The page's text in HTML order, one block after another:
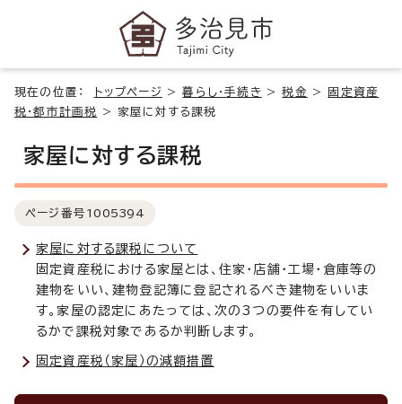
現在の位置： トップページ >暮らし・手続き >税金 >
固定資産
税・都市計画税
> 家屋に対する課税
家屋に対する課税
ページ番号 1005394
家屋に対する課税について
固定資産税における家屋とは、住家・店舗・工場・倉庫等の
建物をいい、建物登記簿に登記されるべき建物をいいま
す。家屋の認定にあたっては、次の3つの要件を有してい
るかで課税対象であるか判断します。
固定資産税（家屋）の減額措置